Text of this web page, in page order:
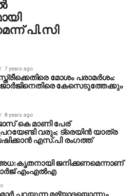
പി.സി
7 years ago
മോശം പരാമര്‍ശം:
കേസെടുത്തേക്കും
വരും; ട്രെയിന്‍ യാത്ര
എസ്.പി രംഗത്ത്
എംഎല്‍എ
പി.സി.ജോര്‍ജ്